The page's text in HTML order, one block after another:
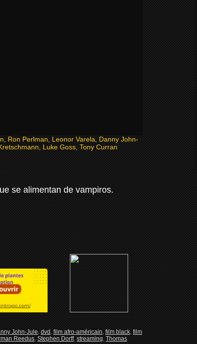
Ron Perlman, Leonor Varela, Danny John-
Luke Goss, Tony Curran
se alimentan de vampiros.
John-Jule,dvd,film afro-américain,film black,film
Reedus,Stephen Dorff,streaming,Thomas